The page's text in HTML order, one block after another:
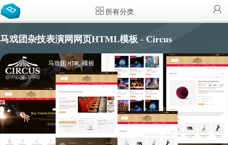
所有分类
马戏团杂技表演网网页HTML模板 - Circus